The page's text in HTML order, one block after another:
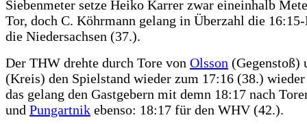
Siebenmeter setze Heiko Karrer zwar eineinhalb
Tor, doch C. Köhrmann gelang in Überzahl die
die Niedersachsen (37.).
Der THW drehte durch Tore von Olsson (Gegenstoß)
(Kreis) den Spielstand wieder zum 17:16 (38.)
das gelang den Gastgebern mit demn 18:17 nach
und Pungartnik ebenso: 18:17 für den WHV (42.).